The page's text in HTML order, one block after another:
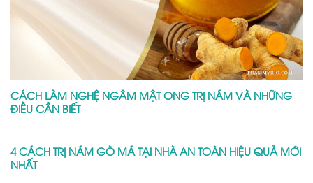
CÁCH LÀM NGHỆ NGÂM MẬT ONG TRỊ NÁM VÀ NHỮNG
ĐIỀU CẦN BIẾT
4 CÁCH TRỊ NÁM GÒ MÁ TẠI NHÀ AN TOÀN HIỆU QUẢ MỚI
NHẤT